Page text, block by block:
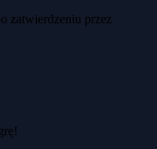
zatwierdzeniu przez